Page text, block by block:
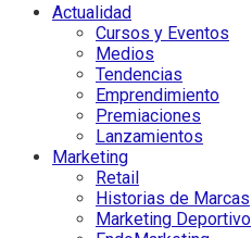
Actualidad
Cursos y Eventos
Medios
Tendencias
Emprendimiento
Premiaciones
Lanzamientos
Marketing
Retail
Historias de Marcas
Marketing Deportivo